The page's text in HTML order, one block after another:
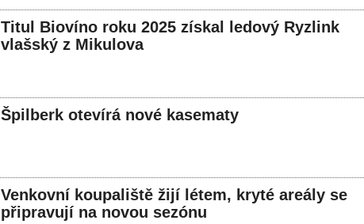
Titul Biovíno roku 2025 získal ledový Ryzlink
vlašský z Mikulova
Špilberk otevírá nové kasematy
Venkovní koupaliště žijí létem, kryté areály se
připravují na novou sezónu